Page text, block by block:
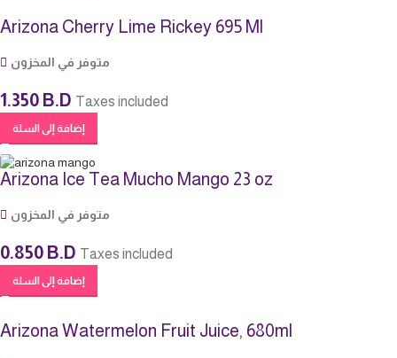
Arizona Cherry Lime Rickey 695 Ml
متوفر في المخزون
1.350 B.D Taxes included
إضافة إلى السلة
Arizona Ice Tea Mucho Mango 23 oz
متوفر في المخزون
0.850 B.D Taxes included
إضافة إلى السلة
Arizona Watermelon Fruit Juice, 680ml